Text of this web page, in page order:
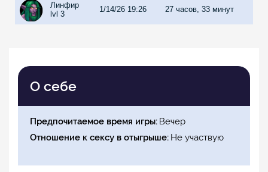
Линфир
lvl 3
1/14/26 19:26 27 часов, 33 минут
О себе
Предпочитаемое время игры Вечер
Отношение к сексу в отыгрыше Не участвую